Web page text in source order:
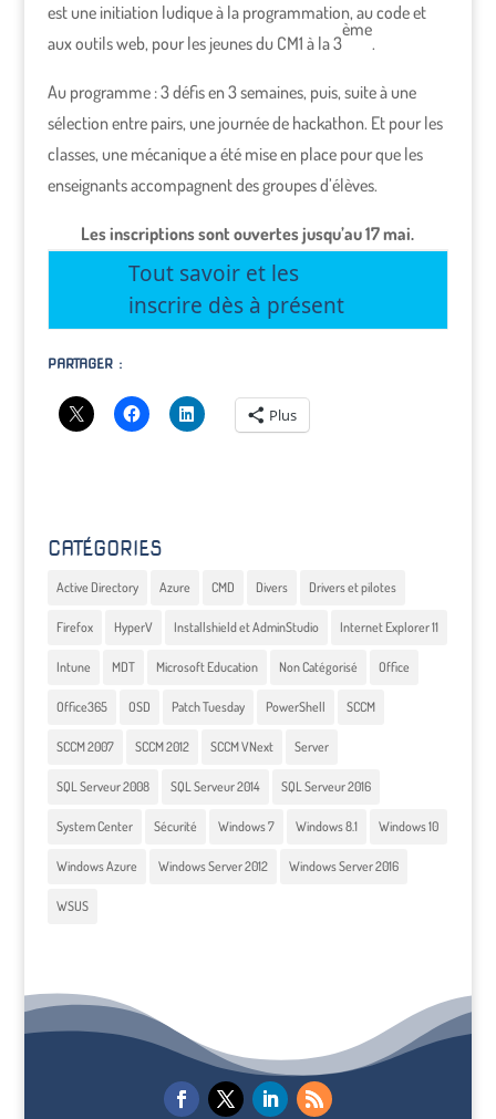
est une initiation ludique à la programmation, au code et
aux outils web, pour les jeunes du CM1 à la 3
ème
.
Au programme : 3 défis en 3 semaines, puis, suite à une
sélection entre pairs, une journée de hackathon. Et pour les
classes, une mécanique a été mise en place pour que les
enseignants accompagnent des groupes d’élèves.
Les inscriptions sont ouvertes jusqu’au 17 mai.
Tout savoir et les
inscrire dès à présent
PARTAGER :
Plus
CATÉGORIES
Active Directory Azure CMD Divers Drivers et pilotes
Firefox HyperV Installshield et AdminStudio Internet Explorer 11
Intune MDT Microsoft Education Non Catégorisé Office
Office365 OSD Patch Tuesday PowerShell SCCM
SCCM 2007 SCCM 2012 SCCM VNext Server
SQL Serveur 2008 SQL Serveur 2014 SQL Serveur 2016
System Center Sécurité Windows 7 Windows 8.1 Windows 10
Windows Azure Windows Server 2012 Windows Server 2016
WSUS